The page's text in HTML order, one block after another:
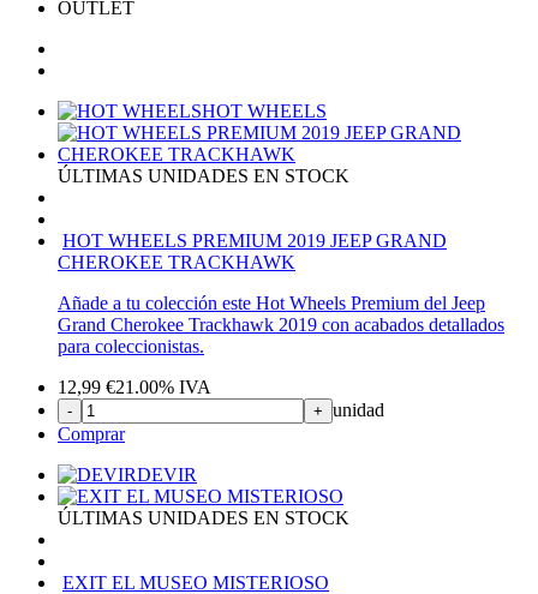
OUTLET
HOT WHEELS
ÚLTIMAS UNIDADES EN STOCK
HOT WHEELS PREMIUM 2019 JEEP GRAND
CHEROKEE TRACKHAWK
Añade a tu colección este Hot Wheels Premium del Jeep
Grand Cherokee Trackhawk 2019 con acabados detallados
para coleccionistas.
12,99 €21.00% IVA
- + unidad
Comprar
DEVIR
ÚLTIMAS UNIDADES EN STOCK
EXIT EL MUSEO MISTERIOSO